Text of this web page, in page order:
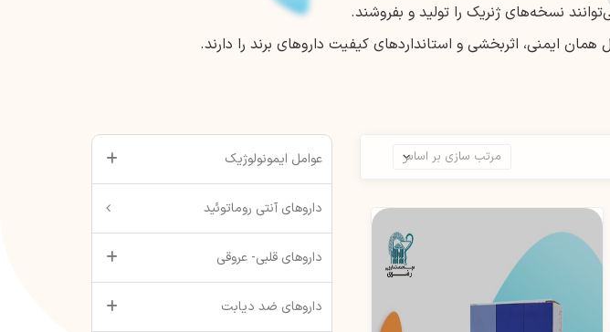
نسخه‌های ژنریک را تولید و بفروشند.
ایمنی، اثربخشی و استانداردهای کیفیت داروهای برند را دارند.
عوامل ایمونولوژیک
داروهای آنتی روماتوئید
داروهای قلبی- عروقی
داروهای ضد دیابت